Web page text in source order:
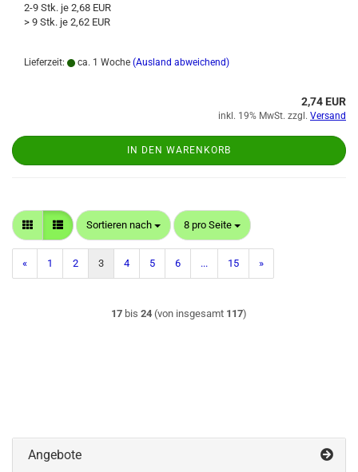
2-9 Stk. je 2,68 EUR
> 9 Stk. je 2,62 EUR
Lieferzeit: ca. 1 Woche (Ausland abweichend)
2,74 EUR
inkl. 19% MwSt. zzgl. Versand
IN DEN WARENKORB
Sortieren nach
Sortieren nach 8 pro Seite
pro Seite
« 1 2 3 4 5 6 ... 15 »
17 bis 24 (von insgesamt 117)
Angebote